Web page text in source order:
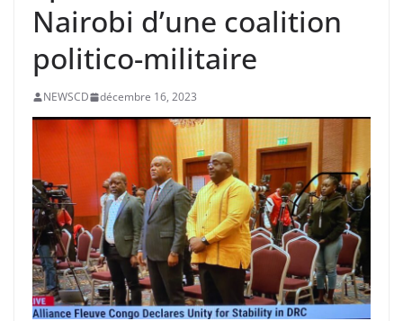
Nairobi d’une coalition
politico-militaire
NEWSCD décembre 16, 2023